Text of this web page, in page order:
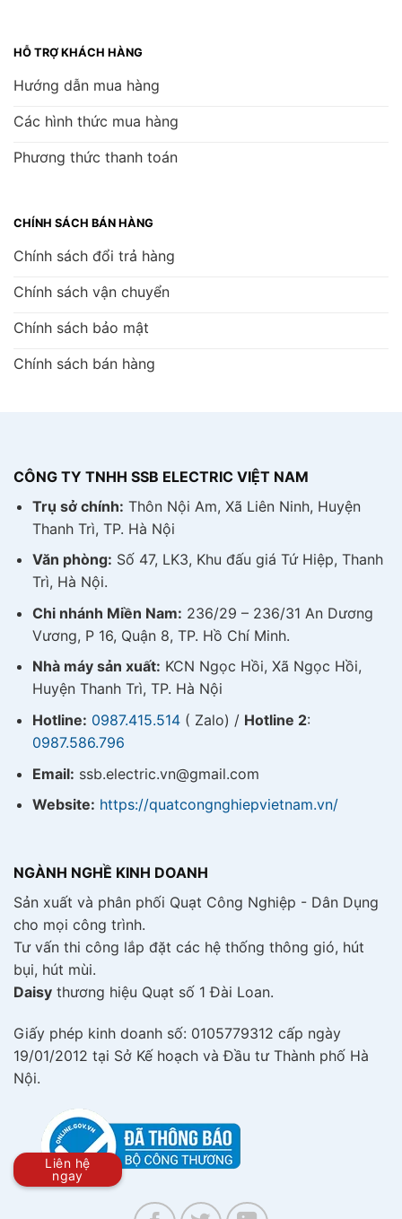
HỖ TRỢ KHÁCH HÀNG
Hướng dẫn mua hàng
Các hình thức mua hàng
Phương thức thanh toán
CHÍNH SÁCH BÁN HÀNG
Chính sách đổi trả hàng
Chính sách vận chuyển
Chính sách bảo mật
Chính sách bán hàng
CÔNG TY TNHH SSB ELECTRIC VIỆT NAM
Trụ sở chính: Thôn Nội Am, Xã Liên Ninh, Huyện
Thanh Trì, TP. Hà Nội
Văn phòng: Số 47, LK3, Khu đấu giá Tứ Hiệp, Thanh
Trì, Hà Nội.
Chi nhánh Miền Nam: 236/29 – 236/31 An Dương
Vương, P 16, Quận 8, TP. Hồ Chí Minh.
Nhà máy sản xuất: KCN Ngọc Hồi, Xã Ngọc Hồi,
Huyện Thanh Trì, TP. Hà Nội
Hotline: 0987.415.514( Zalo) / Hotline 2:
0987.586.796
Email: ssb.electric.vn@gmail.com
Website: https://quatcongnghiepvietnam.vn/
NGÀNH NGHỀ KINH DOANH
Sản xuất và phân phối Quạt Công Nghiệp - Dân Dụng
cho mọi công trình.
Tư vấn thi công lắp đặt các hệ thống thông gió, hút
bụi, hút mùi.
Daisy thương hiệu Quạt số 1 Đài Loan.
Giấy phép kinh doanh số: 0105779312 cấp ngày
19/01/2012 tại Sở Kế hoạch và Đầu tư Thành phố Hà
Nội.
Liên hệ
ngay